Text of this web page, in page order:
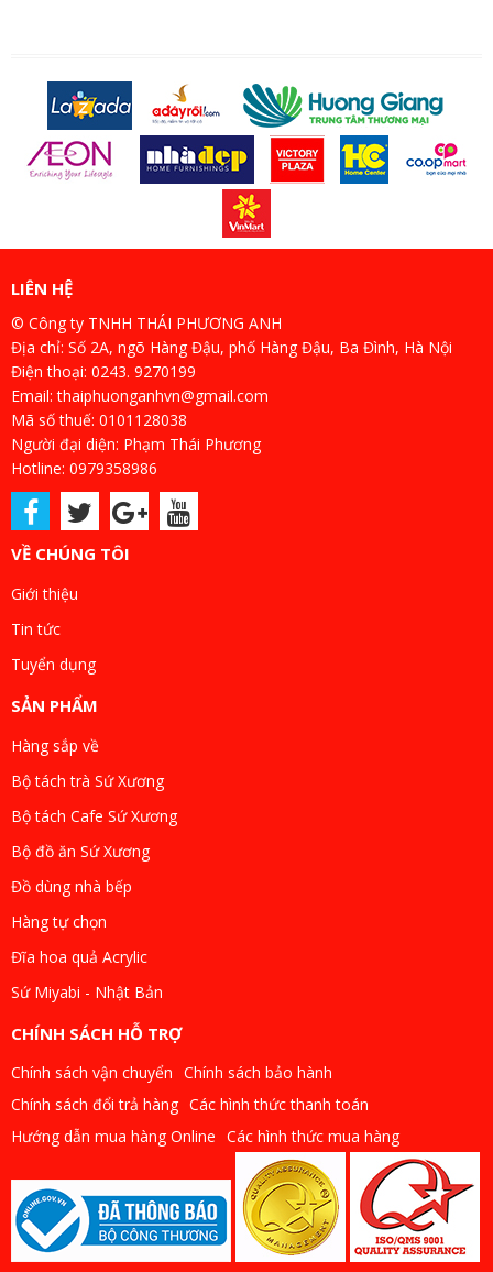
LIÊN HỆ
© Công ty TNHH THÁI PHƯƠNG ANH
Địa chỉ: Số 2A, ngõ Hàng Đậu, phố Hàng Đậu, Ba Đình, Hà Nội
Điện thoại: 0243. 9270199
Email: thaiphuonganhvn@gmail.com
Mã số thuế: 0101128038
Người đại diện: Phạm Thái Phương
Hotline: 0979358986
VỀ CHÚNG TÔI
Giới thiệu
Tin tức
Tuyển dụng
SẢN PHẨM
Hàng sắp về
Bộ tách trà Sứ Xương
Bộ tách Cafe Sứ Xương
Bộ đồ ăn Sứ Xương
Đồ dùng nhà bếp
Hàng tự chọn
Đĩa hoa quả Acrylic
Sứ Miyabi - Nhật Bản
CHÍNH SÁCH HỖ TRỢ
Chính sách vận chuyển Chính sách bảo hành
Chính sách đổi trả hàng Các hình thức thanh toán
Hướng dẫn mua hàng Online Các hình thức mua hàng